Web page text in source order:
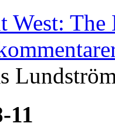
West: The
11